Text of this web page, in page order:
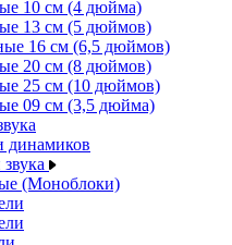
10 см (4 дюйма)
13 см (5 дюймов)
16 см (6,5 дюймов)
20 см (8 дюймов)
25 см (10 дюймов)
09 см (3,5 дюйма)
динамиков
(Моноблоки)